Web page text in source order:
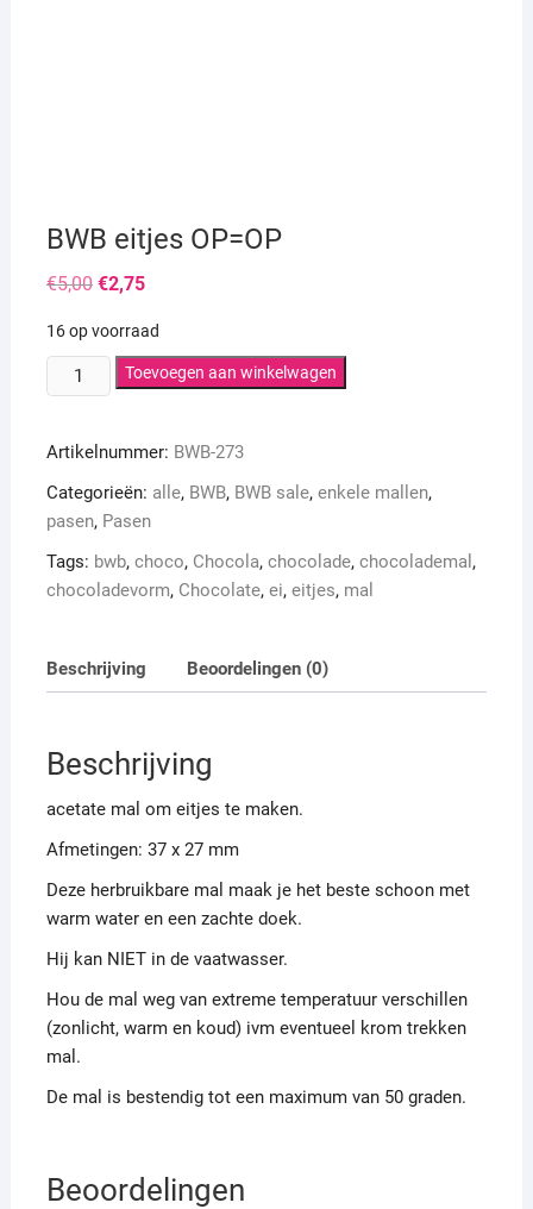
BWB eitjes OP=OP
€5,00 Oorspronkelijke
prijs
€5,00.
€2,75Huidige
€2,75.
16 op voorraad
BWB
eitjes
aantal
Toevoegen aan winkelwagen
Artikelnummer: BWB-273
Categorieën: alle, BWB, BWB sale, enkele mallen,
pasen, Pasen
Tags: bwb, choco, Chocola, chocolade, chocolademal ,
chocoladevorm, Chocolate, ei, eitjes, mal
Beschrijving Beoordelingen (0)
Beschrijving
acetate mal om eitjes te maken.
Afmetingen: 37 x 27 mm
Deze herbruikbare mal maak je het beste schoon met
warm water en een zachte doek.
Hij kan NIET in de vaatwasser.
Hou de mal weg van extreme temperatuur verschillen
(zonlicht, warm en koud) ivm eventueel krom trekken
mal.
De mal is bestendig tot een maximum van 50 graden.
Beoordelingen